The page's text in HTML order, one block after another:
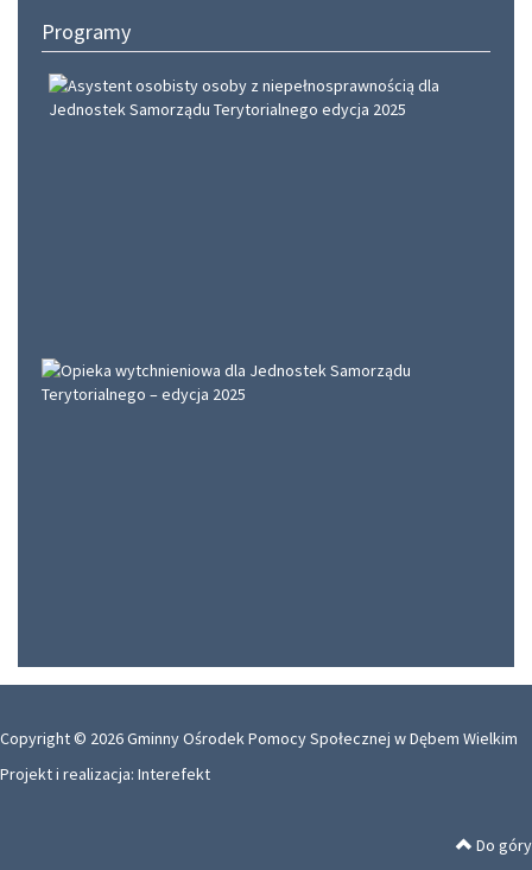
Programy
Copyright © 2026 Gminny Ośrodek Pomocy Społecznej w Dębem Wielkim
Projekt i realizacja: Interefekt
Do góry